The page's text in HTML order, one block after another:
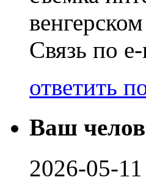
Связь по
ответить
Ваш
2026-05-